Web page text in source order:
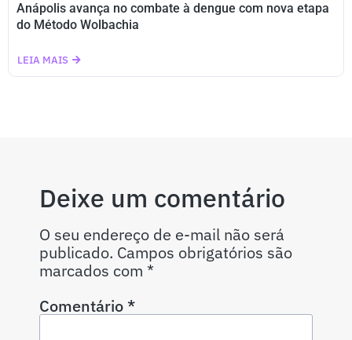
Anápolis avança no combate à dengue com nova etapa
do Método Wolbachia
LEIA MAIS
Deixe um comentário
O seu endereço de e-mail não será
publicado. Campos obrigatórios são
marcados com *
Comentário*